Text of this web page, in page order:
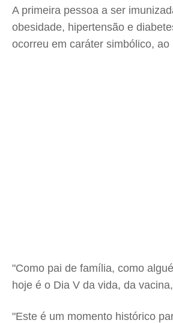
A primeira pessoa a ser
obesidade, hipertensão e
ocorreu em caráter simbólico,
"Como pai de família, como
hoje é o Dia V da vida, da
"Este é um momento histórico